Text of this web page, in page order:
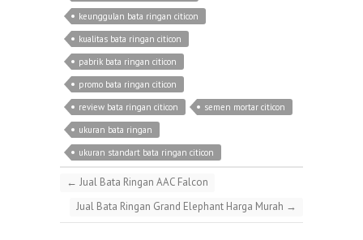
keunggulan bata ringan citicon
kualitas bata ringan citicon
pabrik bata ringan citicon
promo bata ringan citicon
review bata ringan citicon
semen mortar citicon
ukuran bata ringan
ukuran standart bata ringan citicon
← Jual Bata Ringan AAC Falcon
Jual Bata Ringan Grand Elephant Harga Murah →